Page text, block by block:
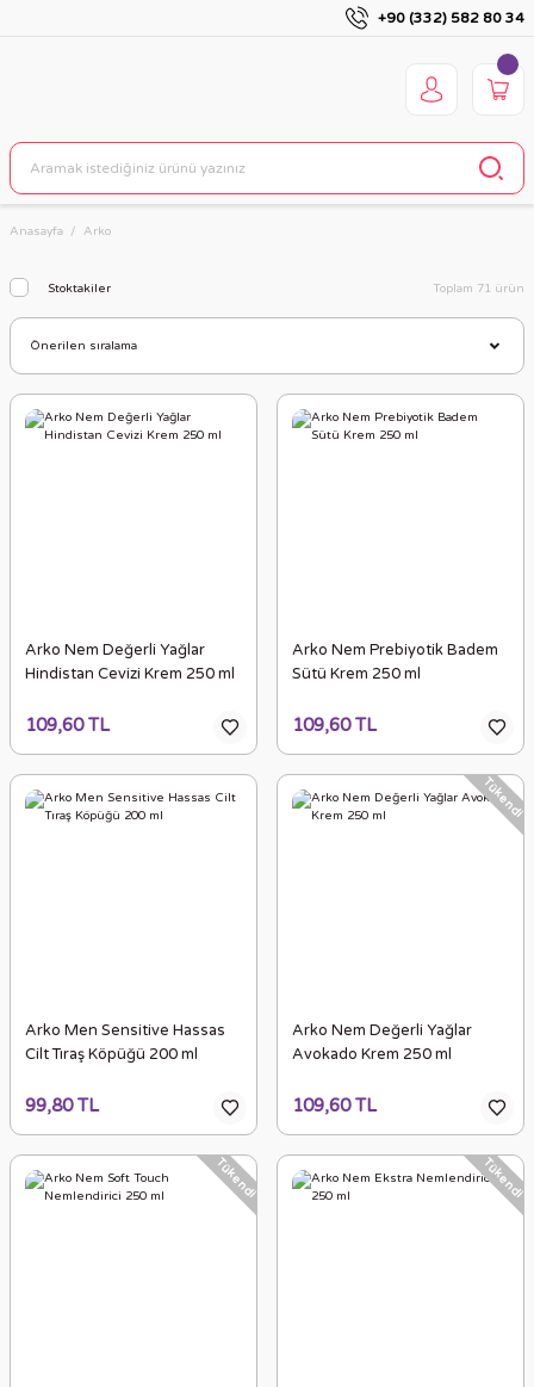
+90 (332) 582 80 34
Anasayfa Arko
Stoktakiler Toplam 71 ürün
Arko Nem Değerli Yağlar
Hindistan Cevizi Krem 250 ml
109,60 TL
Arko Nem Prebiyotik Badem
Sütü Krem 250 ml
109,60 TL
Arko Men Sensitive Hassas
Cilt Tıraş Köpüğü 200 ml
99,80 TL
Tükendi
Arko Nem Değerli Yağlar
Avokado Krem 250 ml
109,60 TL
Tükendi Tükendi